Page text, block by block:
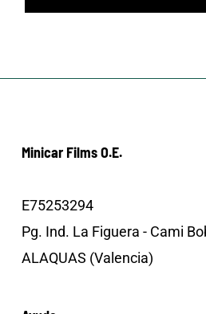
Minicar Films O.E.
E75253294
Pg. Ind. La Figuera - Cami
ALAQUAS (Valencia)